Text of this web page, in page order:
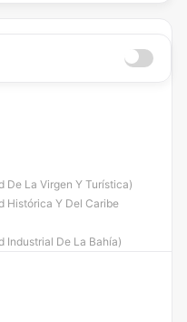
De La Virgen Y Turística)
Histórica Y Del Caribe
Industrial De La Bahía)